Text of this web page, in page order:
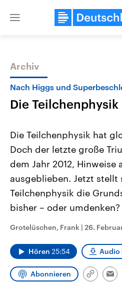
Close
Themen
Landtagswahl Sachsen-Anhalt
2026
Alle Informationen
Sachsen-Anhalt wählt am 6.
September 2026 einen neuen
Bundesland von einer Koalition
CDU, SPD und FDP regiert.-
Wahlprogramme, aktuelle
und Hintergründe zu den
Wahl.
Sendungen Programm
Audio-Archiv
Archiv
Nach Higgs und
Die
Die Teilchenphysik hat
Doch der letzte große
dem Jahr 2012, Hinweise
ausgeblieben. Jetzt stellt
Teilchenphysik die
bisher – oder umdenken?
Grotelüschen, Frank | 26.
Hören 25:54 Audio
Abonnieren
Link